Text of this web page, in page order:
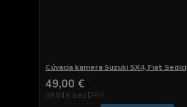
Cúvacia kamera Suzuki SX4, Fiat Sedici
49,00 €
39,84 € bez DPH